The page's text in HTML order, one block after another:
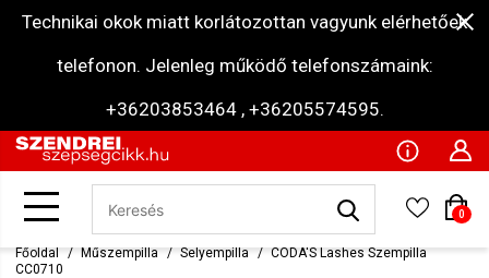
Technikai okok miatt korlátozottan vagyunk elérhetőek
telefonon. Jelenleg működő telefonszámaink:
+36203853464 , +36205574595.
0
Főoldal Műszempilla Selyempilla
CODA'S Lashes Szempilla
CC0710